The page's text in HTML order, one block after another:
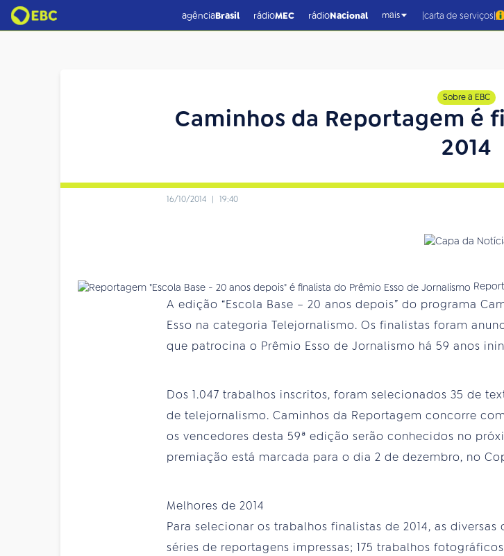
agênciaBrasil rádioMEC rádioNacional mais |carta de serviços|
Sobre a EBC
Caminhos da Reportagem é
2014
16/10/2014 | 19:40
A edição “Escola Base – 20 anos depois” do programa
Esso na categoria Telejornalismo. Os finalistas foram
que patrocina o Prêmio Esso de Jornalismo há 59 anos
Dos 1.047 trabalhos inscritos, foram selecionados 35 de
de telejornalismo. Caminhos da Reportagem concorre
os vencedores desta 59ª edição serão conhecidos no
premiação está marcada para o dia 2 de dezembro, no
Melhores de 2014
Para selecionar os trabalhos finalistas de 2014, as
séries de reportagens impressas; 175 trabalhos